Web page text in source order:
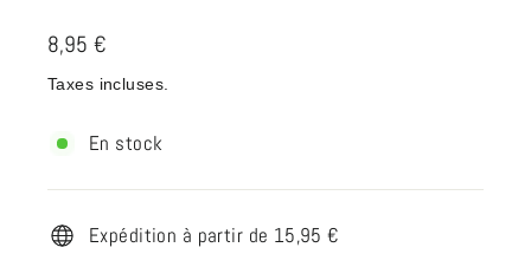
Prix
régulier
8,95 €
Taxes incluses.
En stock
Expédition à partir de 15,95 €